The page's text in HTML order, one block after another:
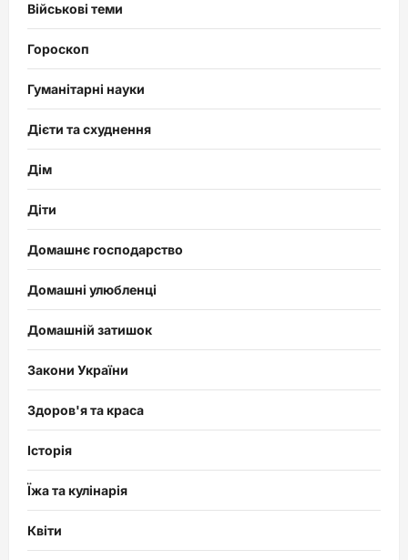
Військові теми
Гороскоп
Гуманітарні науки
Дієти та схуднення
Дім
Діти
Домашнє господарство
Домашні улюбленці
Домашній затишок
Закони України
Здоров'я та краса
Історія
Їжа та кулінарія
Квіти